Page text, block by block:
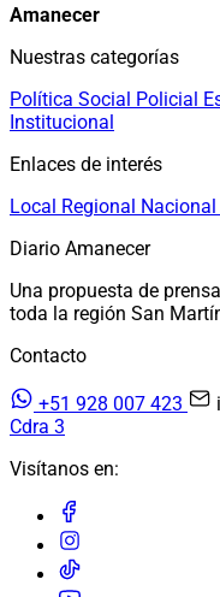
Amanecer
Nuestras categorías
Política Social Policial
Institucional
Enlaces de interés
Local Regional Nacional
Diario Amanecer
Una propuesta de
toda la región San
Contacto
+51 928 007 423
Cdra 3
Visítanos en: